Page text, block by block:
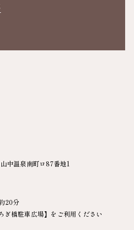
中温泉南町ロ87番地1
20分
ぎ橋駐車広場】をご利用ください